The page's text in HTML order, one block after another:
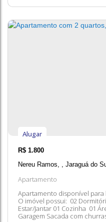
Apartamento
R$ 1.800
Nereu Ramos
Jaraguá do
Apartamento disponível para
O imóvel possui: 02 Dormitórios 01 Banheiro 01 Sala de
Estar/Jantar 01 Cozinha 01
Garagem Sacada com churrasqueira Taxas
Alugar